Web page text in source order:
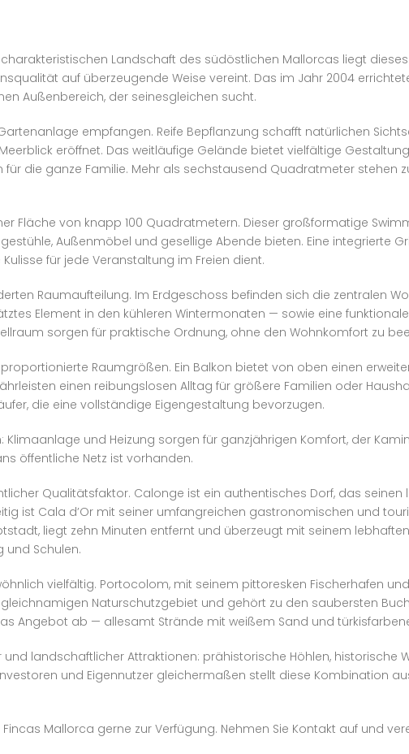
Landschaft des südöstlichen Mallorcas liegt
auf überzeugende Weise vereint. Das im Jahr 2004 errichtete
Außenbereich, der seinesgleichen sucht.
empfangen. Reife Bepflanzung schafft natürlichen
eröffnet. Das weitläufige Gelände bietet vielfältige
die ganze Familie. Mehr als sechstausend Quadratmeter stehen
Fläche von knapp 100 Quadratmetern. Dieser großformatige
Außenmöbel und gesellige Abende bieten. Eine integrierte
für jede Veranstaltung im Freien dient.
Raumaufteilung. Im Erdgeschoss befinden sich die zentralen
Element in den kühleren Wintermonaten — sowie eine
sorgen für praktische Ordnung, ohne den Wohnkomfort zu
Raumgrößen. Ein Balkon bietet von oben einen
einen reibungslosen Alltag für größere Familien oder
die eine vollständige Eigengestaltung bevorzugen.
und Heizung sorgen für ganzjährigen Komfort, der
öffentliche Netz ist vorhanden.
Qualitätsfaktor. Calonge ist ein authentisches Dorf, das
ist Cala d’Or mit seiner umfangreichen gastronomischen und
liegt zehn Minuten entfernt und überzeugt mit seinem
und Schulen.
vielfältig. Portocolom, mit seinem pittoresken Fischerhafen
Naturschutzgebiet und gehört zu den saubersten
Angebot ab — allesamt Strände mit weißem Sand und
landschaftlicher Attraktionen: prähistorische Höhlen, historische
und Eigennutzer gleichermaßen stellt diese Kombination
Mallorca gerne zur Verfügung. Nehmen Sie Kontakt auf und